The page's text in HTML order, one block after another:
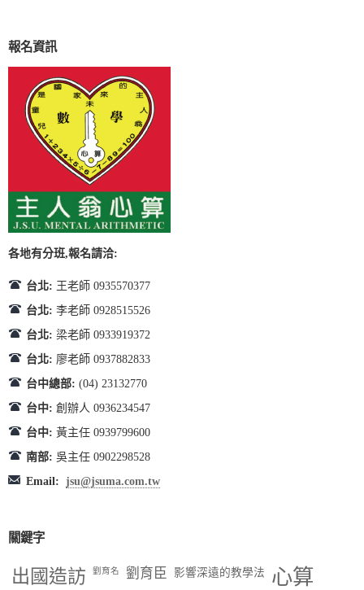
報名資訊
各地有分班,報名請洽:
台北: 王老師 0935570377
台北: 李老師 0928515526
台北: 梁老師 0933919372
台北: 廖老師 0937882833
台中總部: (04) 23132770
台中: 創辦人 0936234547
台中: 黃主任 0939799600
南部: 吳主任 0902298528
Email: jsu@jsuma.com.tw
關鍵字
出國造訪 劉育名 劉育臣 影響深遠的教學法 心算